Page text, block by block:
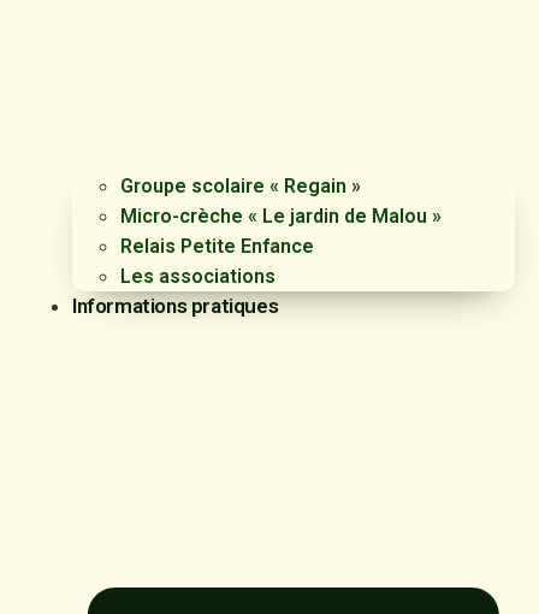
Groupe scolaire « Regain »
Micro-crèche « Le jardin de Malou »
Relais Petite Enfance
Les associations
Informations pratiques